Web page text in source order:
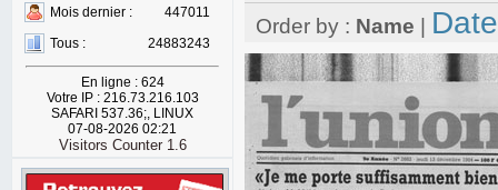
Mois dernier :
447011
Tous :
24883243
En ligne : 624
Votre IP : 216.73.216.103
SAFARI 537.36;, LINUX
07-08-2026 02:21
Visitors Counter 1.6
Order by : Name Date